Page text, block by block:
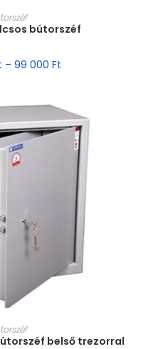
bútorszéf
– 99 000 Ft
belső trezorral